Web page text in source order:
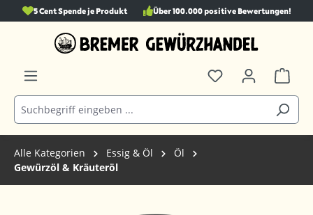
springen
5 Cent Spende je Produkt Über 100.000 positive Bewertungen!
Alle Kategorien Essig & Öl
Öl
Gewürzöl & Kräuteröl